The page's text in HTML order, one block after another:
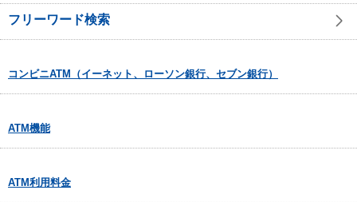
フリーワード検索
コンビニATM（イーネット、ローソン銀行、セブン銀行）
ATM機能
ATM利用料金